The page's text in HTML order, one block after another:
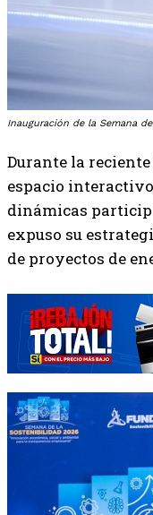
Inauguración de la Semana
Durante la reciente
espacio
dinámicas
expuso su
de proyectos de